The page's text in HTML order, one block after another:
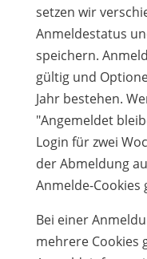
setzen wir
Anmeldestatus
speichern.
gültig und
Jahr bestehen.
"Angemeldet
Login für zwei
der Abmeldung
Anmelde-Cookies
Bei einer
mehrere Cookies